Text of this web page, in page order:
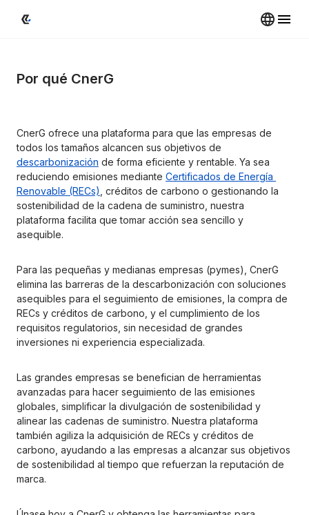
Por qué CnerG
CnerG ofrece una plataforma para que las empresas de
descarbonización de forma eficiente y rentable. Ya sea
reduciendo emisiones mediante Certificados de Energía
Renovable (RECs) , créditos de carbono o gestionando la
sostenibilidad de la cadena de suministro, nuestra
plataforma facilita que tomar acción sea sencillo y
asequible.
Para las pequeñas y medianas empresas (pymes), CnerG
elimina las barreras de la descarbonización con soluciones
asequibles para el seguimiento de emisiones, la compra de
RECs y créditos de carbono, y el cumplimiento de los
requisitos regulatorios, sin necesidad de grandes
inversiones ni experiencia especializada.
Las grandes empresas se benefician de herramientas
avanzadas para hacer seguimiento de las emisiones
globales, simplificar la divulgación de sostenibilidad y
alinear las cadenas de suministro. Nuestra plataforma
también agiliza la adquisición de RECs y créditos de
carbono, ayudando a las empresas a alcanzar sus objetivos
de sostenibilidad al tiempo que refuerzan la reputación de
marca.